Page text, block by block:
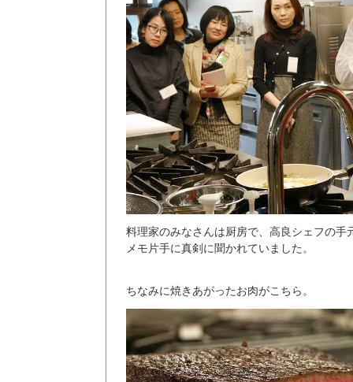
料理家のみなさんは厨房で、高良シェフの手
メモ片手に真剣に聞かれていました。
ちなみに焼きあがったお肉がこちら。